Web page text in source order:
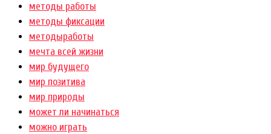
методы работы
методы фиксации
методыработы
мечта всей жизни
мир будущего
мир позитива
мир природы
может ли начинаться
можно играть